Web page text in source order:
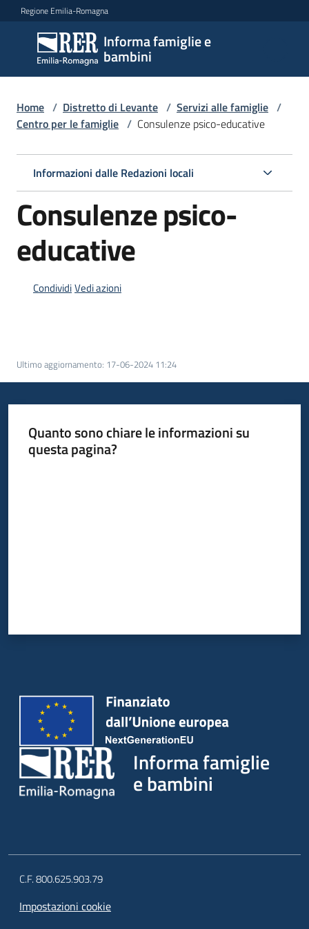
Vai al contenuto
Vai alla navigazione
Vai al footer
Regione Emilia-Romagna
Informa famiglie e
bambini
Informa
famiglie
e
bambini
Argomenti
Servizi
Menu selezionato
Centri
Informazioni
Home / Distretto di Levante / Servizi alle famiglie /
Centro per le famiglie / Consulenze psico-educative
Informazioni dalle Redazioni locali
Consulenze psico-
educative
CondividiVedi azioni
Ultimo aggiornamento: 17-06-2024 11:24
Quanto sono chiare le informazioni su
questa pagina?
Informa famiglie
e bambini
C.F. 800.625.903.79
Impostazioni cookie